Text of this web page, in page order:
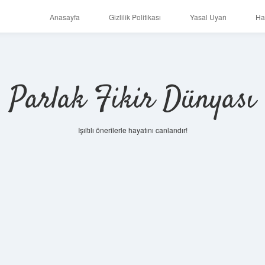
Anasayfa Gizlilik Politikası Yasal Uyarı
Parlak Fikir Dünyası
Işıltılı önerilerle hayatını canlandır!